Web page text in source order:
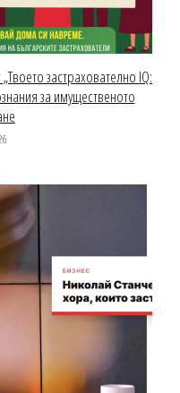
застрахователно IQ:
за имущественото